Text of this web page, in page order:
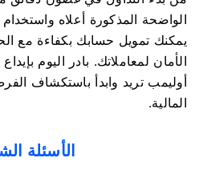
الواضحة المذكورة أعلاه
يمكنك تمويل حسابك بكفاءة مع
الأمان لمعاملاتك. بادر اليوم
أوليمب تريد وابدأ باستكشاف
المالية.
الأسئلة